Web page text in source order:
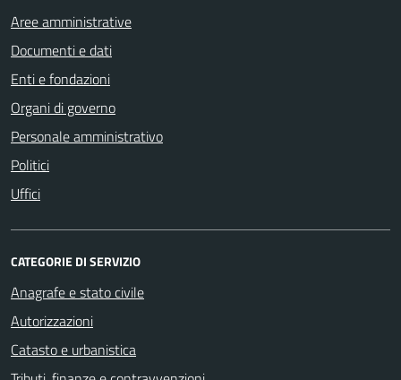
Aree amministrative
Documenti e dati
Enti e fondazioni
Organi di governo
Personale amministrativo
Politici
Uffici
CATEGORIE DI SERVIZIO
Anagrafe e stato civile
Autorizzazioni
Catasto e urbanistica